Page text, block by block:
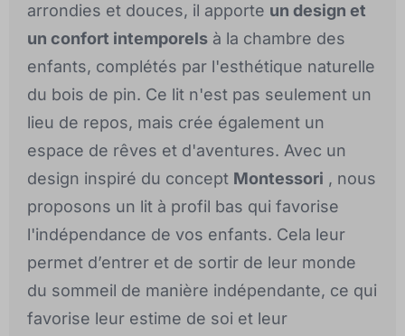
arrondies et douces, il apporte un design et
un confort intemporels à la chambre des
enfants, complétés par l'esthétique naturelle
du bois de pin. Ce lit n'est pas seulement un
lieu de repos, mais crée également un
espace de rêves et d'aventures. Avec un
design inspiré du concept Montessori , nous
proposons un lit à profil bas qui favorise
l'indépendance de vos enfants. Cela leur
permet d’entrer et de sortir de leur monde
du sommeil de manière indépendante, ce qui
favorise leur estime de soi et leur